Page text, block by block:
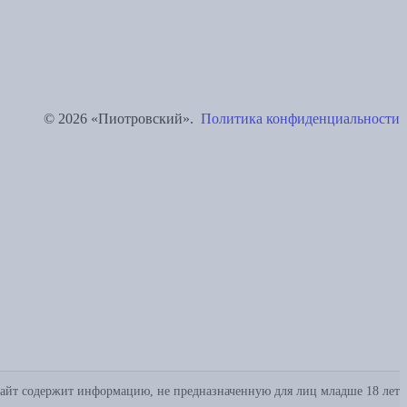
© 2026 «Пиотровский». Политика конфиденциальности
содержит информацию, не предназначенную для лиц младше 18 лет